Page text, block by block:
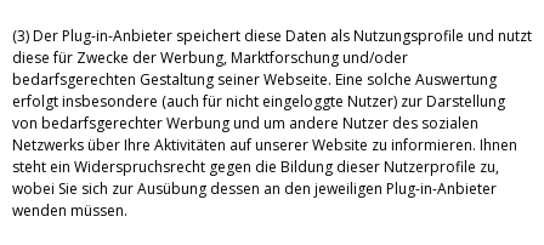
(3) Der Plug-in-Anbieter speichert diese Daten als Nutzungsprofile und nutzt
diese für Zwecke der Werbung, Marktforschung und/oder
bedarfsgerechten Gestaltung seiner Webseite. Eine solche Auswertung
erfolgt insbesondere (auch für nicht eingeloggte Nutzer) zur Darstellung
von bedarfsgerechter Werbung und um andere Nutzer des sozialen
Netzwerks über Ihre Aktivitäten auf unserer Website zu informieren. Ihnen
steht ein Widerspruchsrecht gegen die Bildung dieser Nutzerprofile zu,
wobei Sie sich zur Ausübung dessen an den jeweiligen Plug-in-Anbieter
wenden müssen.